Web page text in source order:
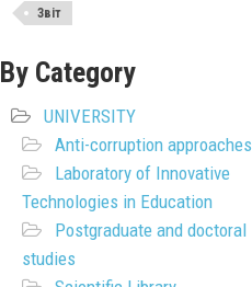
Звіт
By Category
UNIVERSITY
Anti-corruption approaches
Laboratory of Innovative
Technologies in Education
Postgraduate and doctoral
studies